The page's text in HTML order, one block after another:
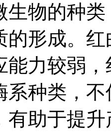
生物的种
的形成。
能力较弱
系种类，
有助于提